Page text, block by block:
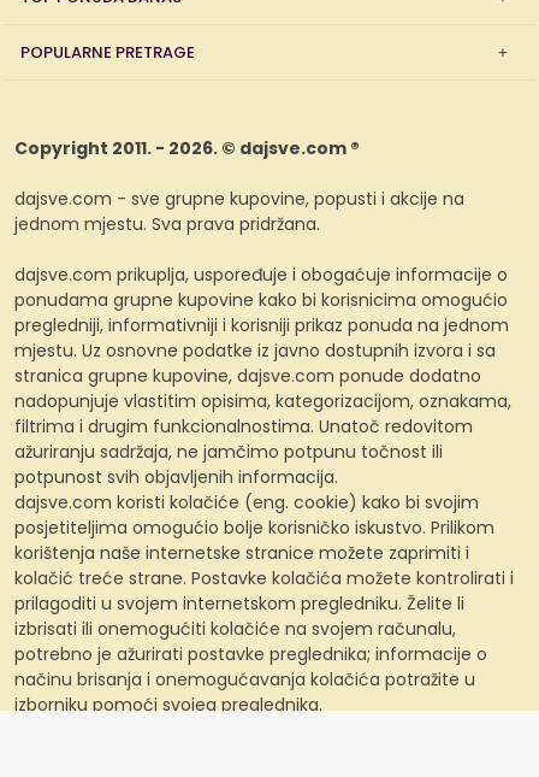
POPULARNE PRETRAGE
Copyright 2011. - 2026. © dajsve.com ®
dajsve.com - sve grupne kupovine, popusti i akcije na
jednom mjestu. Sva prava pridržana.
dajsve.com prikuplja, uspoređuje i obogaćuje informacije o
ponudama grupne kupovine kako bi korisnicima omogućio
pregledniji, informativniji i korisniji prikaz ponuda na jednom
mjestu. Uz osnovne podatke iz javno dostupnih izvora i sa
stranica grupne kupovine, dajsve.com ponude dodatno
nadopunjuje vlastitim opisima, kategorizacijom, oznakama,
filtrima i drugim funkcionalnostima. Unatoč redovitom
ažuriranju sadržaja, ne jamčimo potpunu točnost ili
potpunost svih objavljenih informacija.
dajsve.com koristi kolačiće (eng. cookie) kako bi svojim
posjetiteljima omogućio bolje korisničko iskustvo. Prilikom
korištenja naše internetske stranice možete zaprimiti i
kolačić treće strane. Postavke kolačića možete kontrolirati i
prilagoditi u svojem internetskom pregledniku. Želite li
izbrisati ili onemogućiti kolačiće na svojem računalu,
potrebno je ažurirati postavke preglednika; informacije o
načinu brisanja i onemogućavanja kolačića potražite u
izborniku pomoći svojeg preglednika.